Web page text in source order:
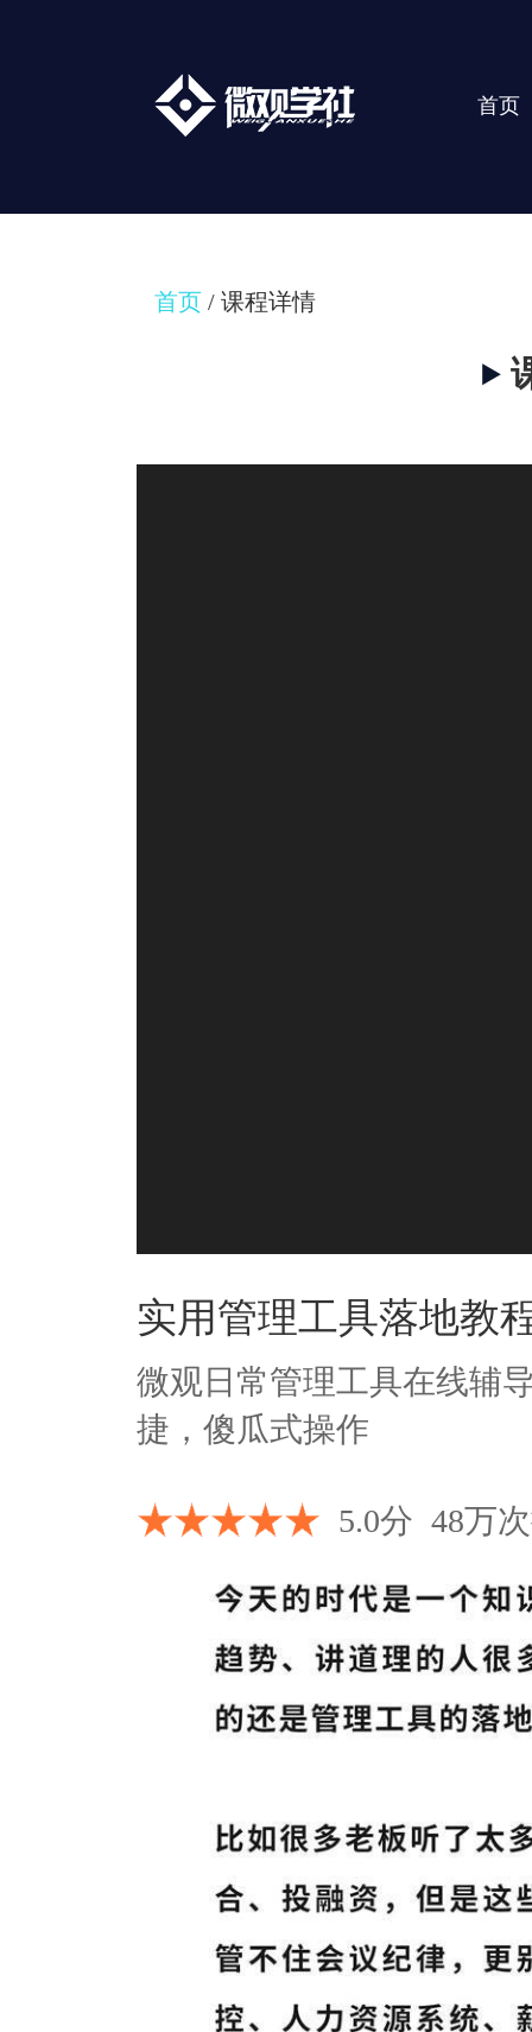
首页
首页 / 课程详情
实用管理工具落地教
微观日常管理工具在线辅
捷，傻瓜式操作
5.0分 48万